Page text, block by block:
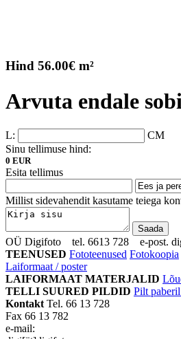
Hind 56.00€ m²
Arvuta endale
L: CM
Sinu tellimuse hind:
0 EUR
Esita tellimus
Millist sidevahendit kasutame teiega
OÜ Digifoto tel. 6613 728 e-
TEENUSED Fototeenused Fotokoopia
Laiformaat / poster
LAIFORMAAT MATERJALID
TELLI SUURED PILDID Pilt
Kontakt Tel. 66 13 728
Fax 66 13 782
e-mail: